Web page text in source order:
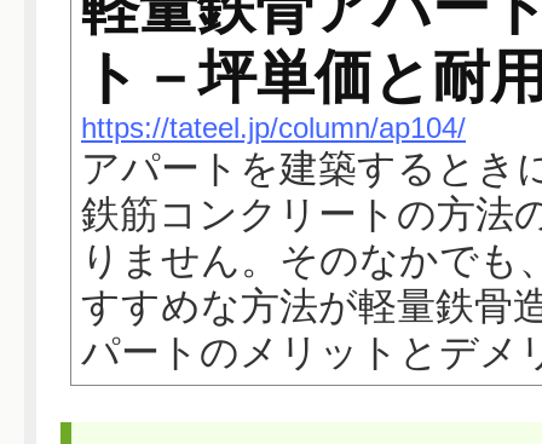
ト－坪単価と耐
https://tateel.jp/column/ap104/
アパートを建築するとき
鉄筋コンクリートの方法
りません。そのなかでも
すすめな方法が軽量鉄骨
パートのメリットとデメ